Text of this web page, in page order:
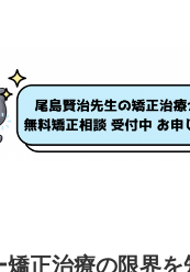
矯正治療の限界